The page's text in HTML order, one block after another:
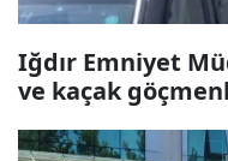
Iğdır Emniyet
ve kaçak